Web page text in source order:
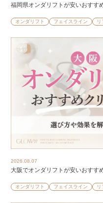
福岡県オンダリフトが安いおすす
オンダリフト フェイスライン
2026.08.07
大阪でオンダリフトが安いおすす
オンダリフト フェイスライン